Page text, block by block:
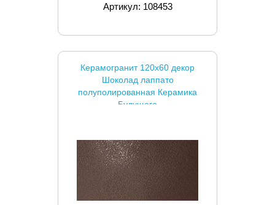
Артикул: 108453
Керамогранит 120x60 декор
Шоколад лаппато
полуполированная Керамика
Будущего